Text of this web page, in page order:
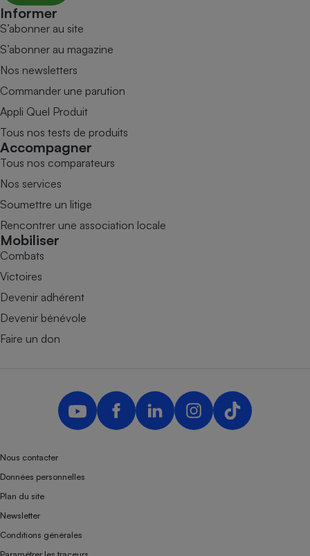
Informer
S’abonner au site
S’abonner au magazine
Nos newsletters
Commander une parution
Appli Quel Produit
Tous nos tests de produits
Accompagner
Tous nos comparateurs
Nos services
Soumettre un litige
Rencontrer une association locale
Mobiliser
Combats
Victoires
Devenir adhérent
Devenir bénévole
Faire un don
Nous contacter
Données personnelles
Plan du site
Newsletter
Conditions générales